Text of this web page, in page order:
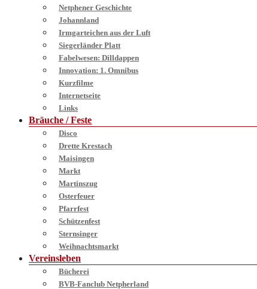
Netphener Geschichte
Johannland
Irmgarteichen aus der Luft
Siegerländer Platt
Fabelwesen: Dilldappen
Innovation: 1. Omnibus
Kurzfilme
Internetseite
Links
Bräuche / Feste
Disco
Drette Krestach
Maisingen
Markt
Martinszug
Osterfeuer
Pfarrfest
Schützenfest
Sternsinger
Weihnachtsmarkt
Vereinsleben
Bücherei
BVB-Fanclub Netpherland